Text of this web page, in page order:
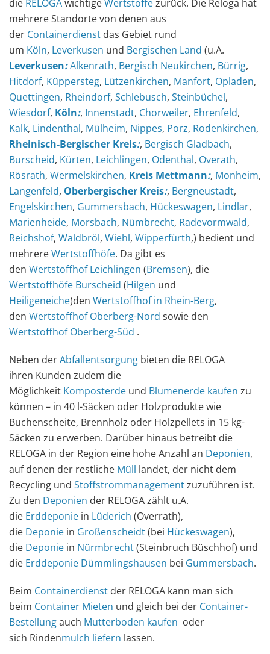
die RELOGAwichtigeWertstoffezurück. Die Reloga hat
mehrere Standorte von denen aus
der Containerdienst das Gebiet rund
um Köln, Leverkusen und Bergischen Land (u.A.
Leverkusen:Alkenrath, Bergisch Neukirchen, Bürrig,
Hitdorf, Küppersteg, Lützenkirchen, Manfort, Opladen,
Quettingen, Rheindorf, Schlebusch, Steinbüchel,
Wiesdorf, Köln:, Innenstadt, Chorweiler, Ehrenfeld,
Kalk, Lindenthal, Mülheim, Nippes, Porz, Rodenkirchen,
Rheinisch-Bergischer Kreis:, Bergisch Gladbach,
Burscheid, Kürten, Leichlingen, Odenthal, Overath,
Rösrath, Wermelskirchen, Kreis Mettmann:, Monheim,
Langenfeld, Oberbergischer Kreis:, Bergneustadt,
Engelskirchen, Gummersbach, Hückeswagen, Lindlar,
Marienheide, Morsbach, Nümbrecht, Radevormwald,
Reichshof, Waldbröl, Wiehl, Wipperfürth,) bedient und
mehrereWertstoffhöfe. Da gibt es
den Wertstoffhof Leichlingen (Bremsen), die
Wertstoffhöfe Burscheid (Hilgen und
Heiligeneiche)den Wertstoffhof in Rhein-Berg,
den Wertstoffhof Oberberg-Nord sowie den
Wertstoffhof Oberberg-Süd .
Neben derAbfallentsorgung bieten die RELOGA
ihren Kunden zudem die
Möglichkeit Komposterde und Blumenerde kaufen zu
können – in 40 l-Säcken oder Holzprodukte wie
Buchenscheite, Brennholz oder Holzpellets in 15 kg-
Säcken zu erwerben. Darüber hinaus betreibt die
RELOGA in der Region eine hohe Anzahl an Deponien,
auf denen der restliche Müll landet, der nicht dem
Recycling und Stoffstrommanagementzuzuführen ist.
Zu den Deponien der RELOGA zählt u.A.
die Erddeponie in Lüderich (Overrath),
die Deponie in Großenscheidt(bei Hückeswagen),
die Deponie in Nürmbrecht(Steinbruch Büschhof) und
die Erddeponie Dümmlingshausen bei Gummersbach.
Beim Containerdienst der RELOGA kann man sich
beim Container Mieten und gleich bei der Container-
Bestellungauch Mutterboden kaufen oder
sich Rindenmulch liefern lassen.